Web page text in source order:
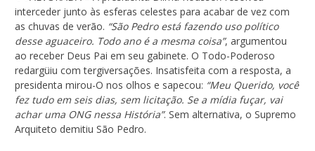
interceder junto às esferas celestes para acabar de vez com
as chuvas de verão. “São Pedro está fazendo uso político
desse aguaceiro. Todo ano é a mesma coisa”, argumentou
ao receber Deus Pai em seu gabinete. O Todo-Poderoso
redargüiu com tergiversações. Insatisfeita com a resposta, a
presidenta mirou-O nos olhos e sapecou: “Meu Querido, você
fez tudo em seis dias, sem licitação. Se a mídia fuçar, vai
achar uma ONG nessa História”. Sem alternativa, o Supremo
Arquiteto demitiu São Pedro.